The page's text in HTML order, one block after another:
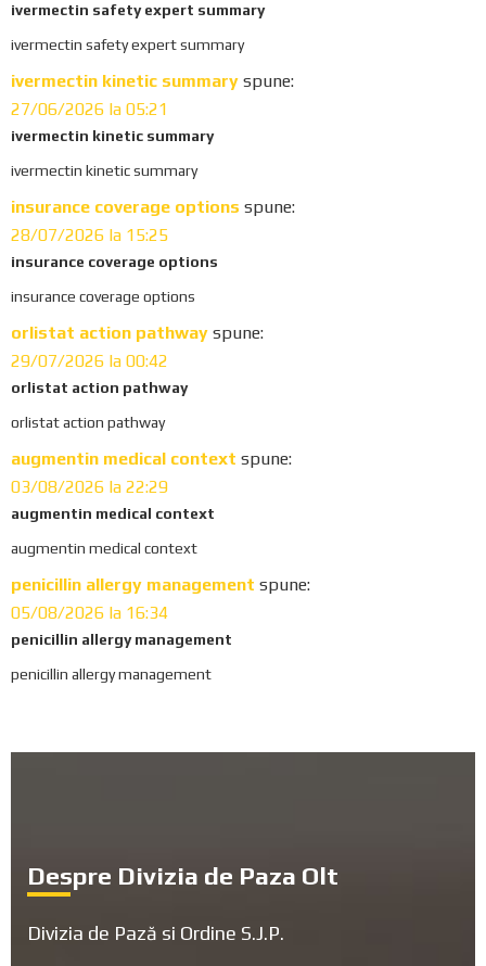
ivermectin safety expert summary
ivermectin safety expert summary
ivermectin kinetic summary spune:
27/06/2026 la 05:21
ivermectin kinetic summary
ivermectin kinetic summary
insurance coverage options spune:
28/07/2026 la 15:25
insurance coverage options
insurance coverage options
orlistat action pathway spune:
29/07/2026 la 00:42
orlistat action pathway
orlistat action pathway
augmentin medical context spune:
03/08/2026 la 22:29
augmentin medical context
augmentin medical context
penicillin allergy management spune:
05/08/2026 la 16:34
penicillin allergy management
penicillin allergy management
Footer
Despre Divizia de Paza Olt
Divizia de Pază si Ordine S.J.P.